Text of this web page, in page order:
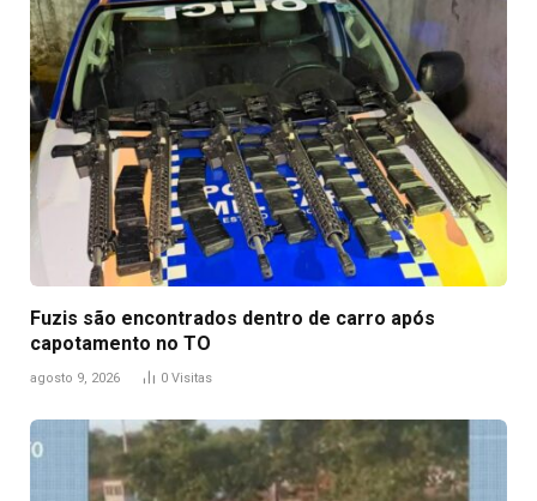
Fuzis são encontrados dentro de carro após
capotamento no TO
agosto 9, 2026 0 Visitas